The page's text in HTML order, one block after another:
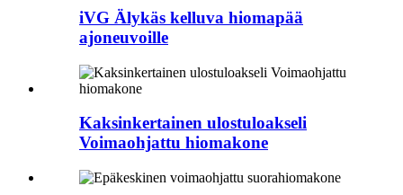
iVG Älykäs kelluva hiomapää
ajoneuvoille
Kaksinkertainen ulostuloakseli
Voimaohjattu hiomakone